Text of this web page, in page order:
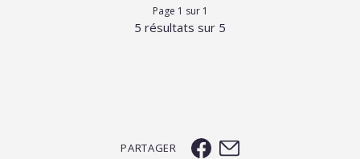
Page 1 sur 1
5 résultats sur 5
PARTAGER